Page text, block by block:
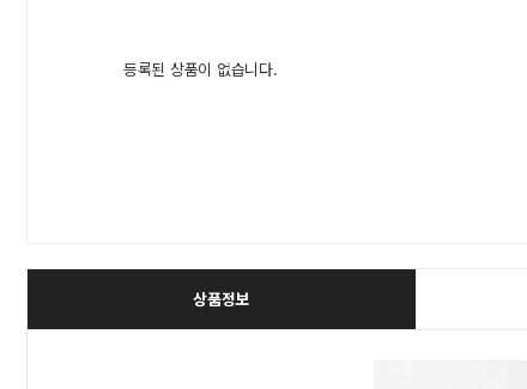
등록된 상품이 없습니다.
상품정보